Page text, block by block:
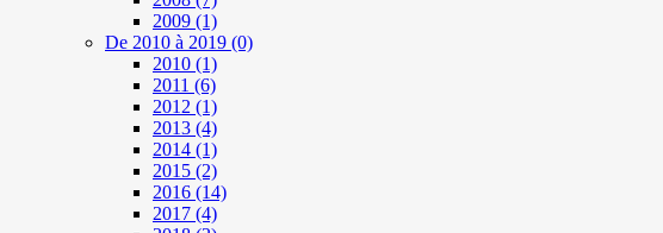
2009 (1)
De 2010 à 2019 (0)
2010 (1)
2011 (6)
2012 (1)
2013 (4)
2014 (1)
2015 (2)
2016 (14)
2017 (4)